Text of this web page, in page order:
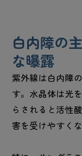
白内障の
な曝露
紫外線は白内障
す。水晶体は光
らされると活性
害を受けやすくな